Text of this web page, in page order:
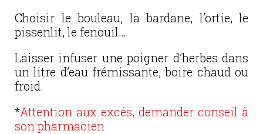
Choisir le bouleau, la bardane, l’ortie, le
pissenlit, le fenouil…
Laisser infuser une poigner d’herbes dans
un litre d’eau frémissante, boire chaud ou
froid.
*Attention aux excés, demander conseil à
son pharmacien